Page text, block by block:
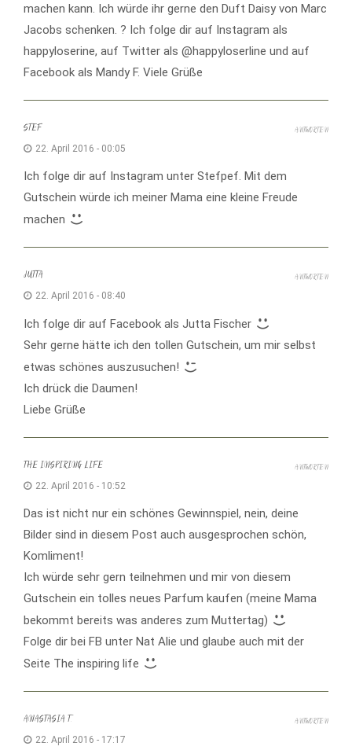
machen kann. Ich würde ihr gerne den Duft Daisy von Marc
Jacobs schenken. ? Ich folge dir auf Instagram als
happyloserine, auf Twitter als @happyloserline und auf
Facebook als Mandy F. Viele Grüße
STEF
22. April 2016 - 00:05
Ich folge dir auf Instagram unter Stefpef. Mit dem
Gutschein würde ich meiner Mama eine kleine Freude
machen
ANTWORTEN
JUTTA
22. April 2016 - 08:40
Ich folge dir auf Facebook als Jutta Fischer
Sehr gerne hätte ich den tollen Gutschein, um mir selbst
etwas schönes auszusuchen!
Ich drück die Daumen!
Liebe Grüße
ANTWORTEN
THE INSPIRING LIFE
22. April 2016 - 10:52
Das ist nicht nur ein schönes Gewinnspiel, nein, deine
Bilder sind in diesem Post auch ausgesprochen schön,
Komliment!
Ich würde sehr gern teilnehmen und mir von diesem
Gutschein ein tolles neues Parfum kaufen (meine Mama
bekommt bereits was anderes zum Muttertag)
Folge dir bei FB unter Nat Alie und glaube auch mit der
Seite The inspiring life
ANTWORTEN
ANASTASIA T.
22. April 2016 - 17:17
ANTWORTEN